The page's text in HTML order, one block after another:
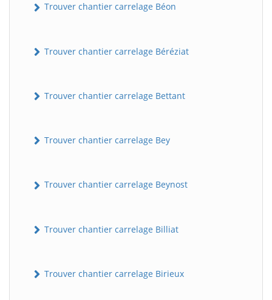
Trouver chantier carrelage Béon
Trouver chantier carrelage Béréziat
Trouver chantier carrelage Bettant
Trouver chantier carrelage Bey
Trouver chantier carrelage Beynost
Trouver chantier carrelage Billiat
Trouver chantier carrelage Birieux